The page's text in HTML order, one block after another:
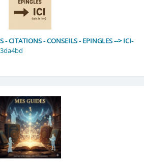
- CITATIONS - CONSEILS - EPINGLES --> ICI-